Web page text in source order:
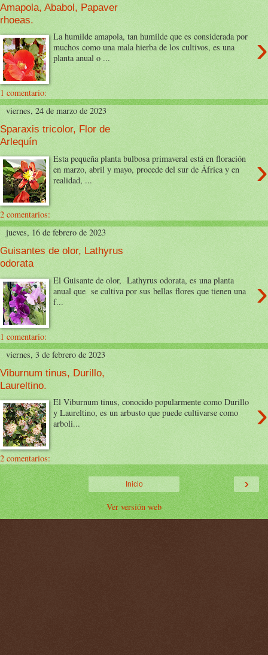
Amapola, Ababol, Papaver
rhoeas.
›
La humilde amapola, tan humilde que es considerada por
muchos como una mala hierba de los cultivos, es una
planta anual o ...
1 comentario:
viernes, 24 de marzo de 2023
Sparaxis tricolor, Flor de
Arlequín
›
Esta pequeña planta bulbosa primaveral está en floración
en marzo, abril y mayo, procede del sur de África y en
realidad, ...
2 comentarios:
jueves, 16 de febrero de 2023
Guisantes de olor, Lathyrus
odorata
›
El Guisante de olor, Lathyrus odorata, es una planta
anual que se cultiva por sus bellas flores que tienen una
f...
1 comentario:
viernes, 3 de febrero de 2023
Viburnum tinus, Durillo,
Laureltino.
›
El Viburnum tinus, conocido popularmente como Durillo
y Laureltino, es un arbusto que puede cultivarse como
arboli...
2 comentarios:
›
Inicio
Ver versión web